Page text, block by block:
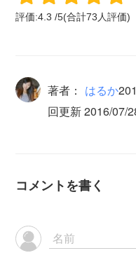
評価:4.3 /5(合計73人評価)
著者： はるか
回更新 2016/07/
コメントを書く